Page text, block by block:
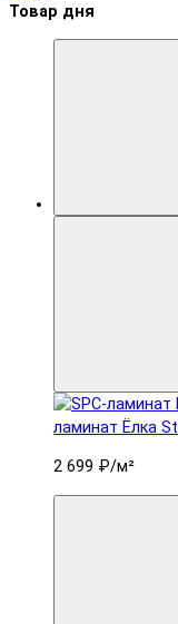
Товар дня
ламинат Ëлка
2 699 ₽/м²